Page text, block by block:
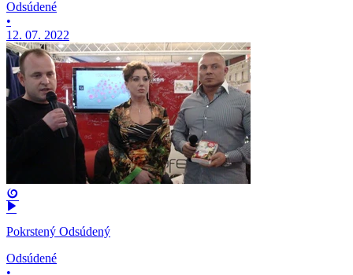
Odsúdené
•
12. 07. 2022
Pokrstený Odsúdený
Odsúdené